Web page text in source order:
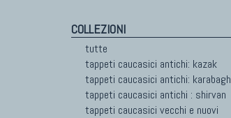
COLLEZIONI
tutte
tappeti caucasici antichi: kazak
tappeti caucasici antichi: karabagh
tappeti caucasici antichi : shirvan
tappeti caucasici vecchi e nuovi